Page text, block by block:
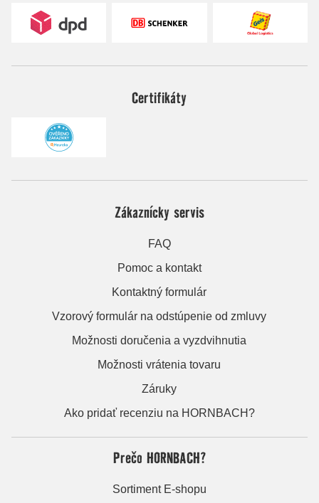
Certifikáty
Zákaznícky servis
FAQ
Pomoc a kontakt
Kontaktný formulár
Vzorový formulár na odstúpenie od zmluvy
Možnosti doručenia a vyzdvihnutia
Možnosti vrátenia tovaru
Záruky
Ako pridať recenziu na HORNBACH?
Prečo HORNBACH?
Sortiment E-shopu